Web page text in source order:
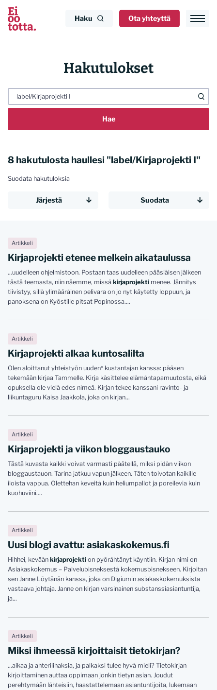
Siirry
sisältöön
Haku Ota yhteyttä
Hakutulokset
Haku:
8 hakutulosta haullesi "label/Kirjaprojekti I"
Suodata hakutuloksia
Järjestä Suodata
Artikkeli
Kirjaprojekti etenee melkein aikataulussa
...uudelleen ohjelmistoon. Postaan taas uudelleen pääsiäisen jälkeen
tästä teemasta, niin näemme, missä kirjaprojekti menee. Jännitys
tiivistyy, sillä ylimääräinen pelivara on jo nyt käytetty loppuun, ja
panoksena on Kyöstille pitsat Popinossa....
Artikkeli
Kirjaprojekti alkaa kuntosalilta
Olen aloittanut yhteistyön uuden* kustantajan kanssa: pääsen
tekemään kirjaa Tammelle. Kirja käsittelee elämäntapamuutosta, eikä
opuksella ole vielä edes nimeä. Kirjan tekee kanssani ravinto- ja
liikuntaguru Kaisa Jaakkola, joka on kirjan...
Artikkeli
Kirjaprojekti ja viikon bloggaustauko
Tästä kuvasta kaikki voivat varmasti päätellä, miksi pidän viikon
bloggaustauon. Tarina jatkuu vapun jälkeen. Täten toivotan kaikille
iloista vappua. Olettehan keveitä kuin heliumpallot ja poreilevia kuin
kuohuviini....
Artikkeli
Uusi blogi avattu: asiakaskokemus.fi
Hihhei, kevään kirjaprojekti on pyörähtänyt käyntiin. Kirjan nimi on
Asiakaskokemus – Palvelubisneksestä kokemusbisnekseen. Kirjoitan
sen Janne Löytänän kanssa, joka on Digiumin asiakaskokemuksista
vastaava johtaja. Janne on kirjan varsinainen substanssiasiantuntija,
ja...
Artikkeli
Miksi ihmeessä kirjoittaisit tietokirjan?
...aikaa ja ahterilihaksia, ja palkaksi tulee hyvä mieli? Tietokirjan
kirjoittaminen auttaa oppimaan jonkin tietyn asian. Joudut
perehtymään lähteisiin, haastattelemaan asiantuntijoita, lukemaan